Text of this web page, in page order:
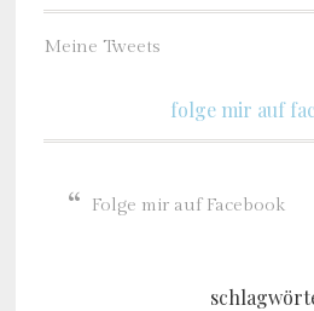
Meine Tweets
folge mir auf
Folge mir auf Facebook